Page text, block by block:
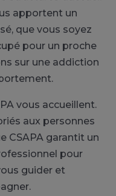
apportent un
que vous soyez
pour un proche
sur une addiction
vous accueillent.
aux personnes
CSAPA garantit un
pour
guider et